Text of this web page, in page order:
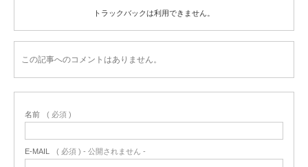
トラックバックは利用できません。
この記事へのコメントはありません。
名前 ( 必須 )
E-MAIL ( 必須 ) - 公開されません -